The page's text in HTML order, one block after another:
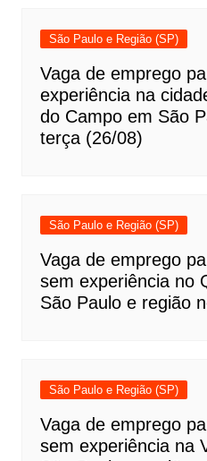
São Paulo e Região (SP)
Vaga de emprego
experiência na
do Campo em São
terça (26/08)
São Paulo e Região (SP)
Vaga de emprego
sem experiência no
São Paulo e região
São Paulo e Região (SP)
Vaga de emprego
sem experiência na